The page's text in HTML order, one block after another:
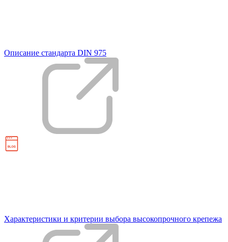
Описание стандарта DIN 975
Характеристики и критерии выбора высокопрочного крепежа